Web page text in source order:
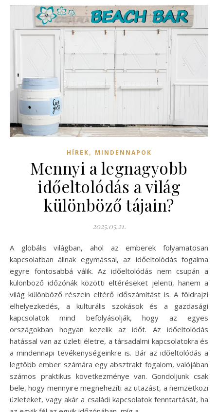
HÍREK, MINDENNAPOK
Mennyi a legnagyobb
időeltolódás a világ
különböző tájain?
2025.05.21.
A globális világban, ahol az emberek folyamatosan
kapcsolatban állnak egymással, az időeltolódás fogalma
egyre fontosabbá válik. Az időeltolódás nem csupán a
különböző időzónák közötti eltéréseket jelenti, hanem a
világ különböző részein eltérő időszámítást is. A földrajzi
elhelyezkedés, a kulturális szokások és a gazdasági
kapcsolatok mind befolyásolják, hogy az egyes
országokban hogyan kezelik az időt. Az időeltolódás
hatással van az üzleti életre, a társadalmi kapcsolatokra és
a mindennapi tevékenységeinkre is. Bár az időeltolódás a
legtöbb ember számára egy absztrakt fogalom, valójában
számos praktikus következménye van. Gondoljunk csak
bele, hogy mennyire megnehezíti az utazást, a nemzetközi
üzleteket, vagy akár a családi kapcsolatok fenntartását, ha